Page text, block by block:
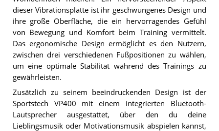
dieser Vibrationsplatte ist ihr geschwungenes Design und
ihre große Oberfläche, die ein hervorragendes Gefühl
von Bewegung und Komfort beim Training vermittelt.
Das ergonomische Design ermöglicht es den Nutzern,
zwischen drei verschiedenen Fußpositionen zu wählen,
um eine optimale Stabilität während des Trainings zu
gewährleisten.
Zusätzlich zu seinem beeindruckenden Design ist der
Sportstech VP400 mit einem integrierten Bluetooth-
Lautsprecher ausgestattet, über den du deine
Lieblingsmusik oder Motivationsmusik abspielen kannst,